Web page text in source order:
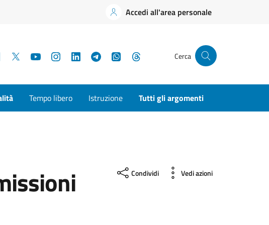
Accedi all'area personale
Facebook YouTubeInstagramLinkedInTelegramWhatsApp Cerca
Tempo libero Istruzione Tutti gli argomenti
Condividi Vedi azioni